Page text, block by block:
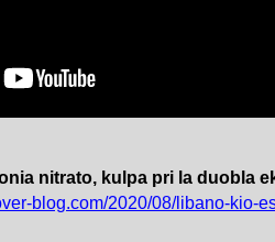
nitrato, kulpa pri la duobla
blog.com/2020/08/libano-kio-